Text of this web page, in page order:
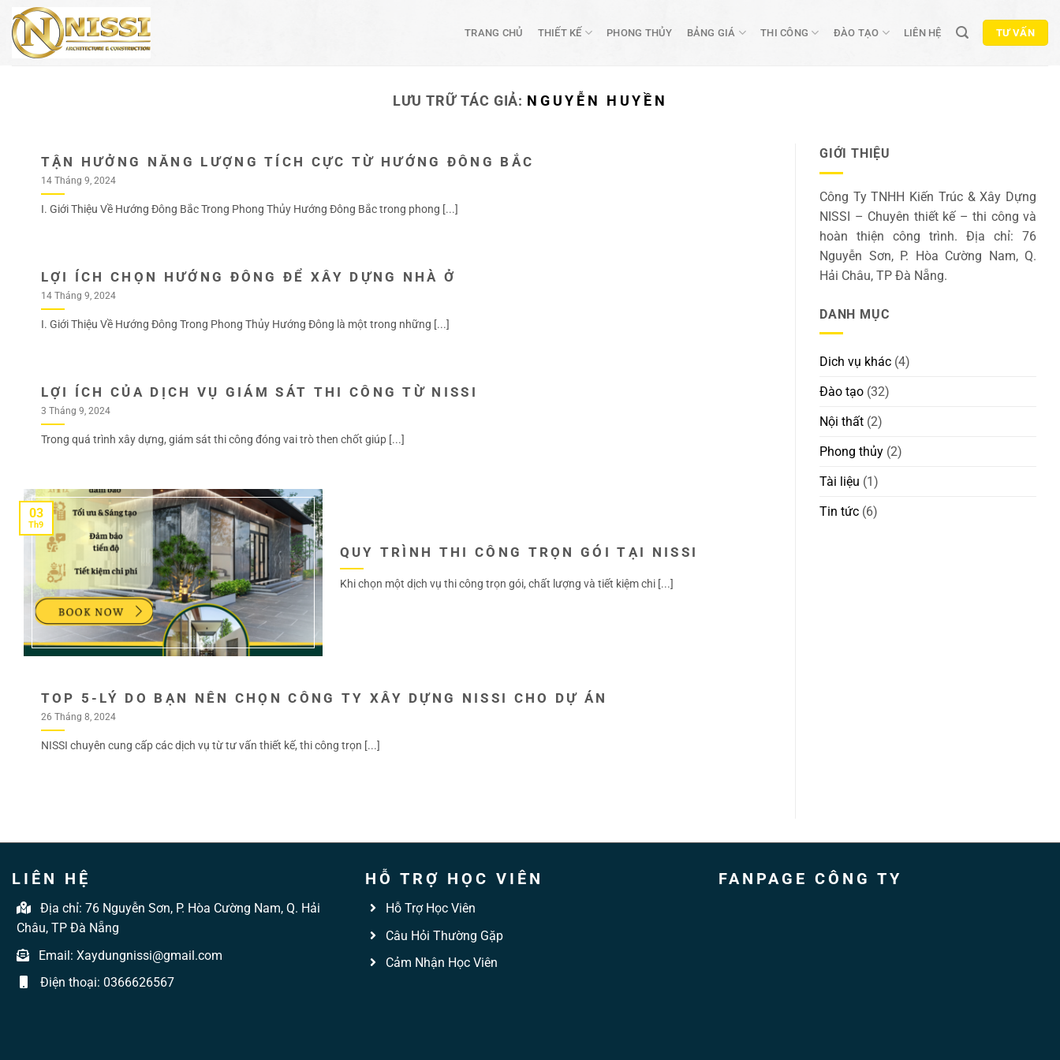
qua
nội
TRANG CHỦ THIẾT KẾ PHONG THỦY BẢNG GIÁ THI CÔNG ĐÀO TẠO LIÊN HỆ TƯ VẤN
LƯU TRỮ TÁC GIẢ: NGUYỄN HUYỀN
TẬN HƯỞNG NĂNG LƯỢNG TÍCH CỰC TỪ HƯỚNG ĐÔNG BẮC
14 Tháng 9, 2024
I. Giới Thiệu Về Hướng Đông Bắc Trong Phong Thủy Hướng Đông Bắc trong phong [...]
LỢI ÍCH CHỌN HƯỚNG ĐÔNG ĐỂ XÂY DỰNG NHÀ Ở
14 Tháng 9, 2024
I. Giới Thiệu Về Hướng Đông Trong Phong Thủy Hướng Đông là một trong những [...]
LỢI ÍCH CỦA DỊCH VỤ GIÁM SÁT THI CÔNG TỪ NISSI
3 Tháng 9, 2024
Trong quá trình xây dựng, giám sát thi công đóng vai trò then chốt giúp [...]
QUY TRÌNH THI CÔNG TRỌN GÓI TẠI NISSI
Khi chọn một dịch vụ thi công trọn gói, chất lượng và tiết kiệm chi [...]
03
Th9
TOP 5-LÝ DO BẠN NÊN CHỌN CÔNG TY XÂY DỰNG NISSI CHO DỰ ÁN
26 Tháng 8, 2024
NISSI chuyên cung cấp các dịch vụ từ tư vấn thiết kế, thi công trọn [...]
GIỚI THIỆU
Công Ty TNHH Kiến Trúc & Xây Dựng
NISSI – Chuyên thiết kế – thi công và
hoàn thiện công trình. Địa chỉ: 76
Nguyễn Sơn, P. Hòa Cường Nam, Q.
Hải Châu, TP Đà Nẵng.
DANH MỤC
Dich vụ khác (4)
Đào tạo (32)
Nội thất (2)
Phong thủy (2)
Tài liệu (1)
Tin tức (6)
LIÊN HỆ
Địa chỉ: 76 Nguyễn Sơn, P. Hòa Cường Nam, Q. Hải
Châu, TP Đà Nẵng
Email: Xaydungnissi@gmail.com
Điện thoại: 0366626567
HỖ TRỢ HỌC VIÊN
Hỗ Trợ Học Viên
Câu Hỏi Thường Gặp
Cảm Nhận Học Viên
FANPAGE CÔNG TY